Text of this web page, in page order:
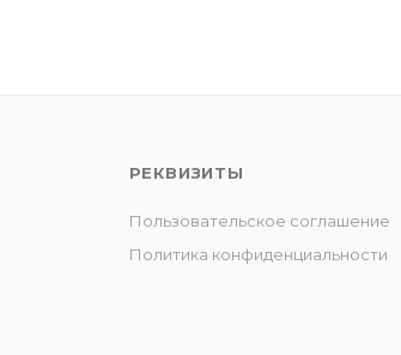
РЕКВИЗИТЫ
Пользовательское соглашение
Политика конфиденциальности